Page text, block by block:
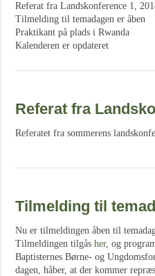
Referat fra Landskonference 1,
Tilmelding til temadagen er åben
Praktikant på plads i Rwanda
Kalenderen er opdateret
Referat fra
Referatet fra sommerens
Tilmelding til
Nu er tilmeldingen åben til
Tilmeldingen tilgås her, og
Baptisternes Børne- og
dagen, håber, at der kommer